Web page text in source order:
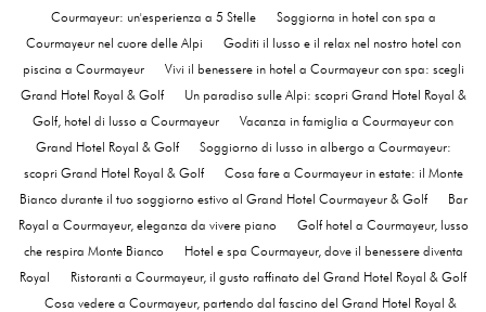
Courmayeur: un'esperienza a 5 Stelle
Soggiorna in hotel con spa a
Courmayeur nel cuore delle Alpi
Goditi il lusso e il relax nel nostro hotel con
piscina a Courmayeur
Vivi il benessere in hotel a Courmayeur con spa: scegli
Grand Hotel Royal & Golf
Un paradiso sulle Alpi: scopri Grand Hotel Royal &
Golf, hotel di lusso a Courmayeur
Vacanza in famiglia a Courmayeur con
Grand Hotel Royal & Golf
Soggiorno di lusso in albergo a Courmayeur:
scopri Grand Hotel Royal & Golf
Cosa fare a Courmayeur in estate: il Monte
Bianco durante il tuo soggiorno estivo al Grand Hotel Courmayeur & Golf
Bar
Royal a Courmayeur, eleganza da vivere piano
Golf hotel a Courmayeur, lusso
che respira Monte Bianco
Hotel e spa Courmayeur, dove il benessere diventa
Royal
Ristoranti a Courmayeur, il gusto raffinato del Grand Hotel Royal & Golf
Cosa vedere a Courmayeur, partendo dal fascino del Grand Hotel Royal &